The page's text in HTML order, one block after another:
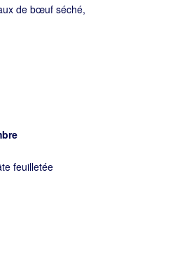
de bœuf séché,
feuilletée